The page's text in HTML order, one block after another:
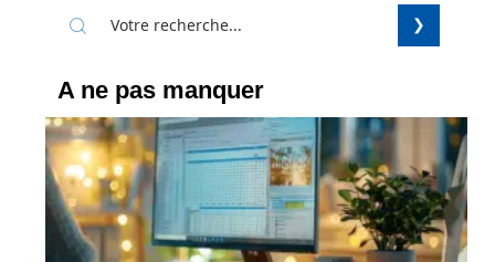
A ne pas manquer